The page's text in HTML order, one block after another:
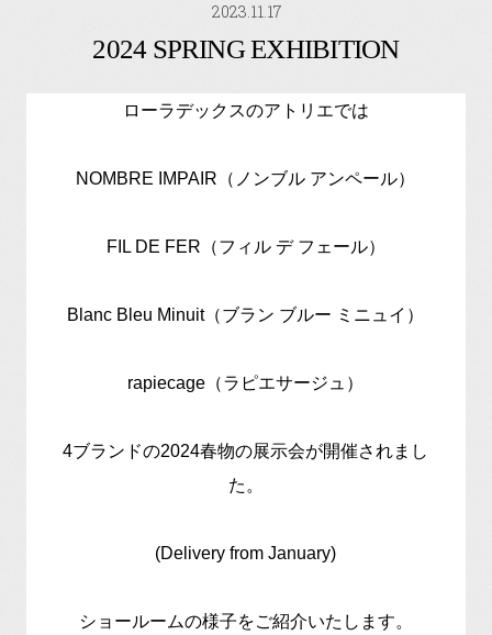
2023.11.17
2024 SPRING EXHIBITION
ローラデックスのアトリエでは
NOMBRE IMPAIR（ノンブル アンペール）
FIL DE FER（フィル デ フェール）
Blanc Bleu Minuit（ブラン ブルー ミニュイ）
rapiecage（ラピエサージュ）
4ブランドの2024春物の展示会が開催されまし
た。
(Delivery from January)
ショールームの様子をご紹介いたします。